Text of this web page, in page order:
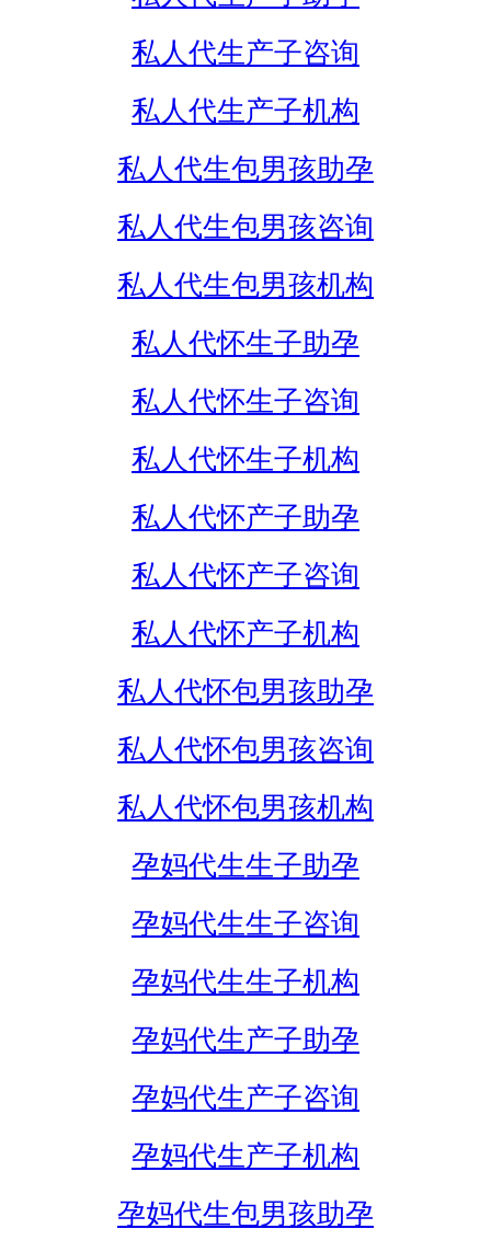
私人代生产子咨询
私人代生产子机构
私人代生包男孩助孕
私人代生包男孩咨询
私人代生包男孩机构
私人代怀生子助孕
私人代怀生子咨询
私人代怀生子机构
私人代怀产子助孕
私人代怀产子咨询
私人代怀产子机构
私人代怀包男孩助孕
私人代怀包男孩咨询
私人代怀包男孩机构
孕妈代生生子助孕
孕妈代生生子咨询
孕妈代生生子机构
孕妈代生产子助孕
孕妈代生产子咨询
孕妈代生产子机构
孕妈代生包男孩助孕